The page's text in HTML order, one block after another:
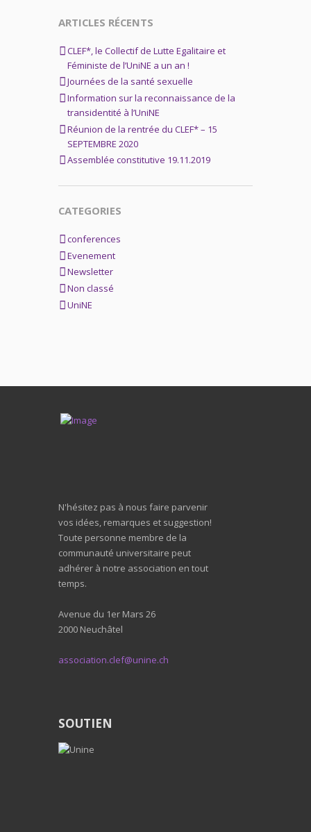
ARTICLES RÉCENTS
CLEF*, le Collectif de Lutte Egalitaire et
Féministe de l’UniNE a un an !
Journées de la santé sexuelle
Information sur la reconnaissance de la
transidentité à l’UniNE
Réunion de la rentrée du CLEF* – 15
SEPTEMBRE 2020
Assemblée constitutive 19.11.2019
CATEGORIES
conferences
Evenement
Newsletter
Non classé
UniNE
N'hésitez pas à nous faire parvenir
vos idées, remarques et suggestion!
Toute personne membre de la
communauté universitaire peut
adhérer à notre association en tout
temps.
Avenue du 1er Mars 26
2000 Neuchâtel
association.clef@unine.ch
SOUTIEN